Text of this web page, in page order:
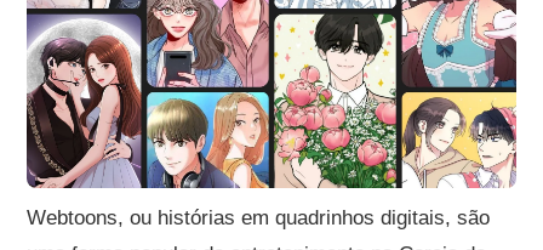
Webtoons, ou histórias em quadrinhos digitais, são